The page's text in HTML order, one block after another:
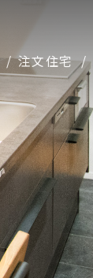
注文住宅